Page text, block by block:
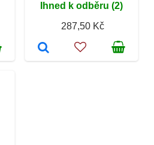
Ihned k odběru (2)
287,50 Kč